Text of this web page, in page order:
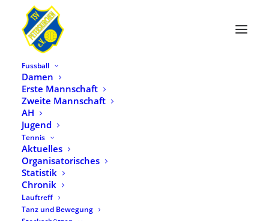
Fussball
Damen
Erste Mannschaft
Zweite Mannschaft
AH
Jugend
Tennis
Aktuelles
Organisatorisches
Statistik
Chronik
Lauftreff
Tanz und Bewegung
Version
Datei-Anzahl
Zuletzt aktualisiert